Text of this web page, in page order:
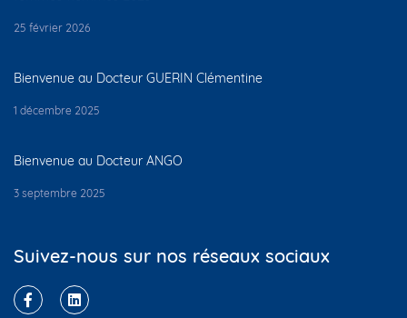
25 février 2026
Bienvenue au Docteur GUERIN Clémentine
1 décembre 2025
Bienvenue au Docteur ANGO
3 septembre 2025
Suivez-nous sur nos réseaux sociaux